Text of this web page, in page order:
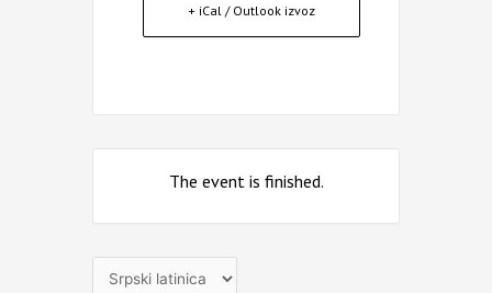
+ iCal / Outlook izvoz
The event is finished.